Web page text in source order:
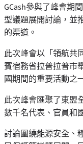
GCash參與了峰會期
型議題展開討論，並
的渠道。
此次峰會以「領航共
賓宿務省拉普拉普市
國期間的重要活動之
此次峰會匯聚了東盟
數千名代表、官員和
討論圍繞能源安全、